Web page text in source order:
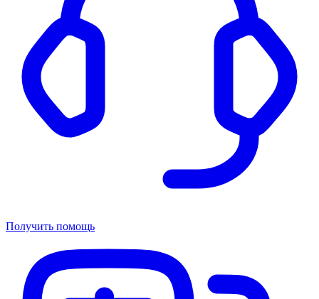
Получить помощь